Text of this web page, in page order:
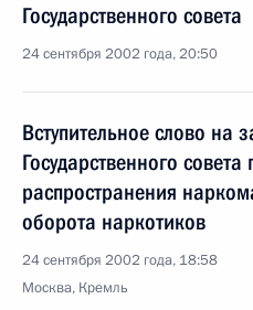
Государственного совета
24 сентября 2002 года, 20:50
Вступительное слово на
Государственного
распространения
оборота наркотиков
24 сентября 2002 года, 18:58
Москва, Кремль